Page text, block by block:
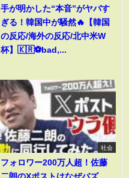
手が明かした“本音”がヤバす
ぎる！韓国中が騒然🔥【韓国
の反応/海外の反応/北中米W
杯】🇰🇷⚽bad,...
社会
フォロワー200万人超！佐藤
二朗のXポストはなぜバズ